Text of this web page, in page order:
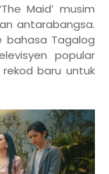
Maid’ musim
antarabangsa.
bahasa Tagalog
popular
rekod baru untuk